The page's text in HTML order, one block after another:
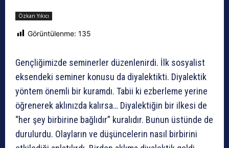
Özkan Yıkıcı
Görüntülenme: 135
Gençliğimizde seminerler düzenlenirdi. İlk sosyalist
eksendeki seminer konusu da diyalektikti. Diyalektik
yöntem önemli bir kuramdı. Tabii ki ezberleme yerine
öğrenerek aklınızda kalırsa… Diyalektiğin bir ilkesi de
“her şey birbirine bağlıdır” kuralıdır. Bunun üstünde de
durulurdu. Olayların ve düşüncelerin nasıl birbirini